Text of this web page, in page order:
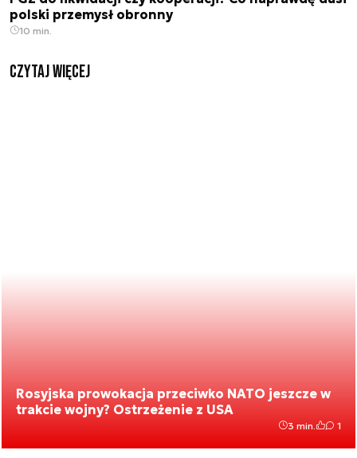
polski przemysł obronny
10 min.
czytaj więcej
Rosyjska prowokacja przeciwko NATO jeszcze w
trakcie wojny? Ostrzeżenie z USA
3 min. 1